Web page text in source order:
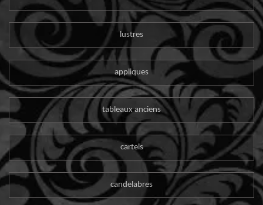
lustres
appliques
tableaux anciens
cartels
candelabres